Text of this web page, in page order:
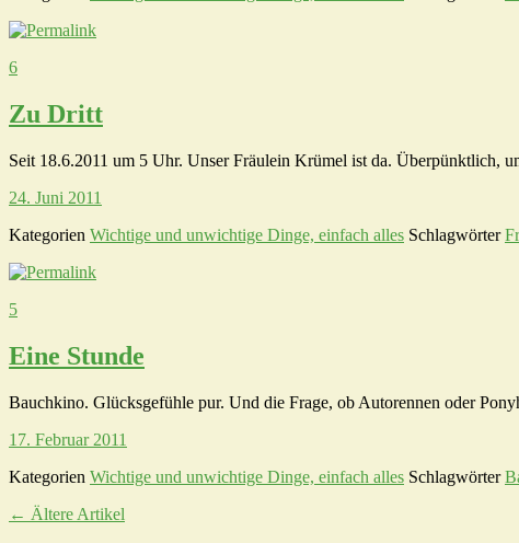
6
Zu Dritt
Seit 18.6.2011 um 5 Uhr. Unser Fräulein Krümel ist da. Überpünktlich,
24. Juni 2011
Kategorien Wichtige und unwichtige Dinge, einfach alles Schlagwörter
5
Eine Stunde
Bauchkino. Glücksgefühle pur. Und die Frage, ob Autorennen oder
17. Februar 2011
Kategorien Wichtige und unwichtige Dinge, einfach alles Schlagwörter
← Ältere Artikel